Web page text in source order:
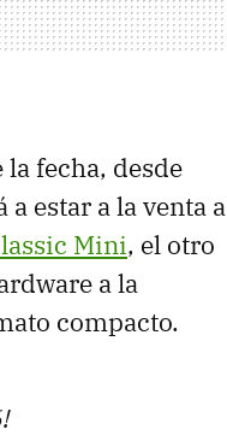
fecha, desde
estar a la venta a
Mini, el otro
a la
compacto.